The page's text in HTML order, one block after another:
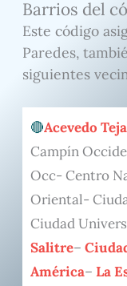
Barrios del
Este código
Paredes,
siguientes
Acevedo
Campín
Occ- Centro
Oriental-
Ciudad
Salitre–
América– La